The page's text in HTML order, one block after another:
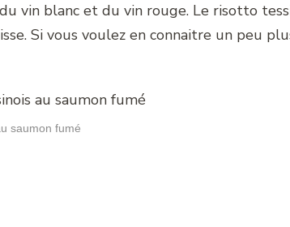
vin blanc et du vin rouge. Le risotto
Si vous voulez en connaitre un peu
saumon fumé